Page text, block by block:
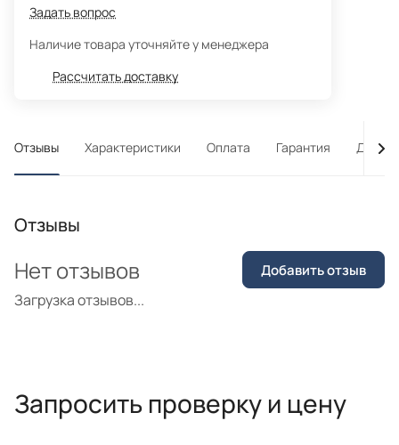
Задать вопрос
Наличие товара уточняйте у менеджера
Рассчитать доставку
Отзывы Характеристики Оплата Гарантия
Отзывы
Загрузка отзывов...
Нет отзывов Добавить отзыв
Запросить проверку и цену